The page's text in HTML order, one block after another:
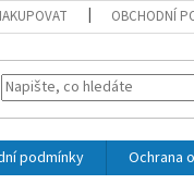
OBCHODNÍ
podmínky Ochrana